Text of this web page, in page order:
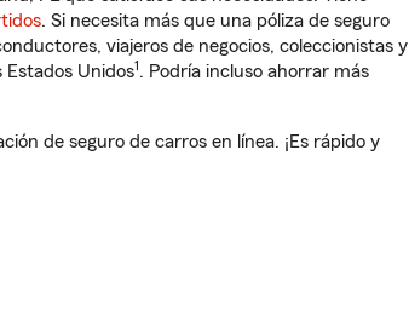
. Si necesita más que una póliza de seguro
viajeros de negocios, coleccionistas y
Estados Unidos1. Podría incluso ahorrar más
de seguro de carros en línea. ¡Es rápido y